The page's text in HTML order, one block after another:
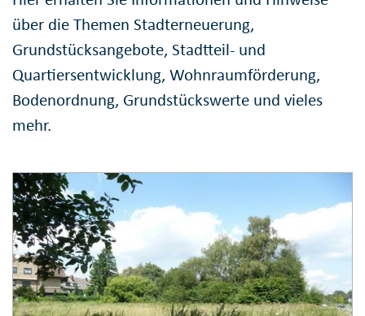
über die Themen Stadterneuerung,
Grundstücksangebote, Stadtteil- und
Quartiersentwicklung, Wohnraumförderung,
Bodenordnung, Grundstückswerte und vieles
mehr.